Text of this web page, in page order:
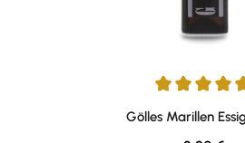
Durchschnittliche Bewertung
Gölles Marillen